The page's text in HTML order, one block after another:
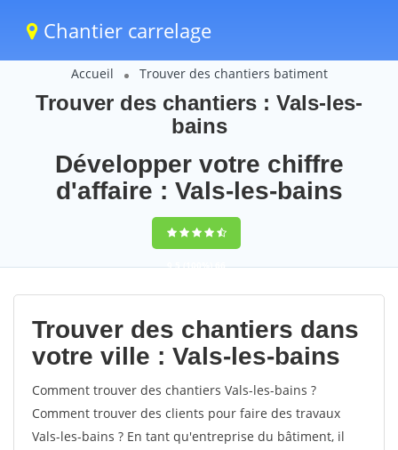
Chantier carrelage
Accueil Trouver des chantiers batiment
Trouver des chantiers : Vals-les-
bains
Développer votre chiffre
d'affaire : Vals-les-bains
9,5(100%)66
votes
Trouver des chantiers dans
votre ville : Vals-les-bains
Comment trouver des chantiers Vals-les-bains ?
Comment trouver des clients pour faire des travaux
Vals-les-bains ? En tant qu'entreprise du bâtiment, il